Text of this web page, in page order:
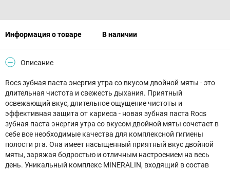
Информация о товаре В наличии
Описание
Rocs зубная паста энергия утра со вкусом двойной мяты - это
длительная чистота и свежесть дыхания. Приятный
освежающий вкус, длительное ощущение чистоты и
эффективная защита от кариеса - новая зубная паста Rocs
зубная паста энергия утра со вкусом двойной мяты сочетает в
себе все необходимые качества для комплексной гигиены
полости рта. Она имеет насыщенный приятный вкус двойной
мяты, заряжая бодростью и отличным настроением на весь
день. Уникальный комплекс MINERALIN, входящий в состав